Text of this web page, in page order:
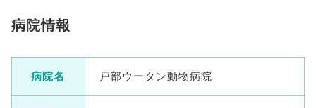
病院情報
病院名 戸部ウータン動物病院